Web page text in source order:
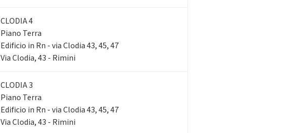
CLODIA 4
Piano Terra
Edificio in Rn - via Clodia 43, 45, 47
Via Clodia, 43 - Rimini
CLODIA 3
Piano Terra
Edificio in Rn - via Clodia 43, 45, 47
Via Clodia, 43 - Rimini